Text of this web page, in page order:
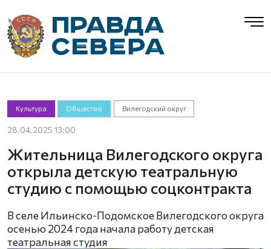
Культура Общество Вилегодский округ
28.04.2025 13:00
Жительница Вилегодского округа
открыла детскую театральную
студию с помощью соцконтракта
В селе Ильинско-Подомское Вилегодского округа
осенью 2024 года начала работу детская
театральная студия